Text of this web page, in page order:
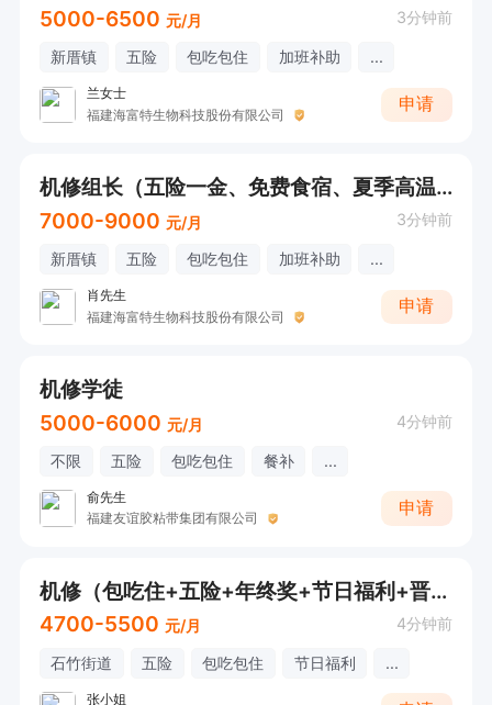
5000-6500 元/月 3分钟前
新厝镇 五险 包吃包住 加班补助 ...
兰女士
福建海富特生物科技股份有限公司
申请
机修组长（五险一金、免费食宿、夏季高温补贴）
7000-9000 元/月 3分钟前
新厝镇 五险 包吃包住 加班补助 ...
肖先生
福建海富特生物科技股份有限公司
申请
机修学徒
5000-6000 元/月 4分钟前
不限 五险 包吃包住 餐补 ...
俞先生
福建友谊胶粘带集团有限公司
申请
机修（包吃住+五险+年终奖+节日福利+晋升空间）
4700-5500 元/月 4分钟前
石竹街道 五险 包吃包住 节日福利 ...
张小姐